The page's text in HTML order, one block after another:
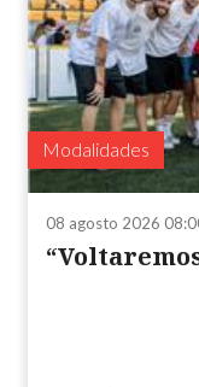
Modalidades
08 agosto 2026